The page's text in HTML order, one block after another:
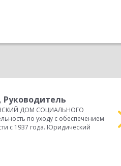
ДОМ СОЦИАЛЬНОГО
по уходу с обеспечением
с 1937 года. Юридический